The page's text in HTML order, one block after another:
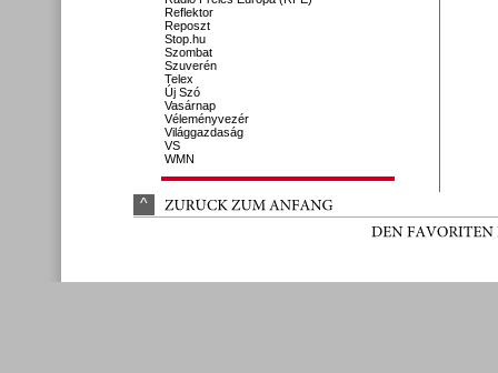
Reflektor
Reposzt
Stop.hu
Szombat
Szuverén
Telex
Új Szó
Vasárnap
Véleményvezér
Világgazdaság
VS
WMN
^ ZURÜCK ZUM ANFANG
DEN FAVORITEN